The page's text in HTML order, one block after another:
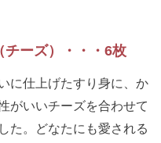
ーズ）・・・6枚
に仕上げたすり身に、か
がいいチーズを合わせて
た。どなたにも愛される